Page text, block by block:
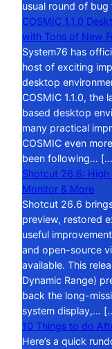
usual round of
COSMIC 1.1.0
with Tons of New
System76 has
host of exciting
desktop
COSMIC 1.1.0, the
based desktop
many practical
COSMIC even
been following…
Shotcut 26.6: High
Monitor & More
Shotcut 26.6
preview, restored
useful
and open-source
available. This
Dynamic Range)
back the long-
system display,…
10 Things to do
Here’s a quick